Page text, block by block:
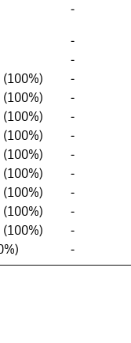
-
-
-
-
-
-
-
-
-
-
-
-
-